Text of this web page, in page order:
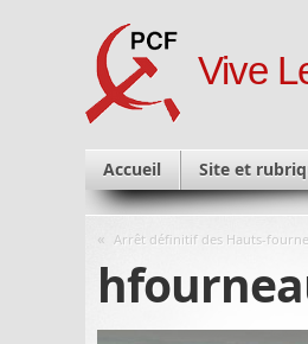
Vive
Accueil Site et
« Arrêt définitif des Hauts-